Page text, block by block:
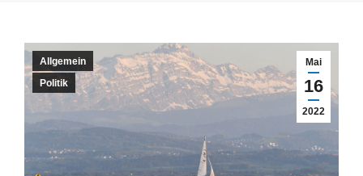
Mai
16
2022
Allgemein
Politik